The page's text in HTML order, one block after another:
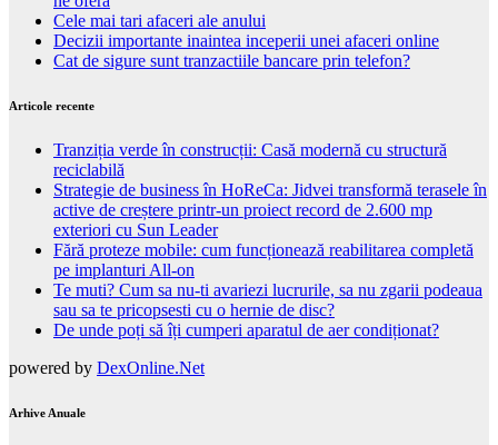
Cele mai tari afaceri ale anului
Decizii importante inaintea inceperii unei afaceri online
Cat de sigure sunt tranzactiile bancare prin telefon?
Articole recente
Tranziția verde în construcții: Casă modernă cu structură
reciclabilă
Strategie de business în HoReCa: Jidvei transformă terasele în
active de creștere printr-un proiect record de 2.600 mp
exteriori cu Sun Leader
Fără proteze mobile: cum funcționează reabilitarea completă
pe implanturi All-on
Te muti? Cum sa nu-ti avariezi lucrurile, sa nu zgarii podeaua
sau sa te pricopsesti cu o hernie de disc?
De unde poți să îți cumperi aparatul de aer condiționat?
powered by DexOnline.Net
Arhive Anuale